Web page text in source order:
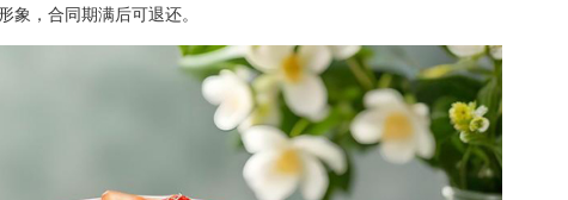
，合同期满后可退还。